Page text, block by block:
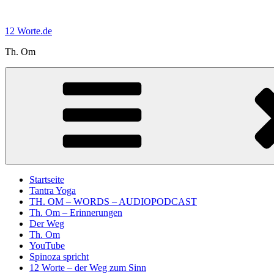
springen
12 Worte.de
Th. Om
Startseite
Tantra Yoga
TH. OM – WORDS – AUDIOPODCAST
Th. Om – Erinnerungen
Der Weg
Th. Om
YouTube
Spinoza spricht
12 Worte – der Weg zum Sinn